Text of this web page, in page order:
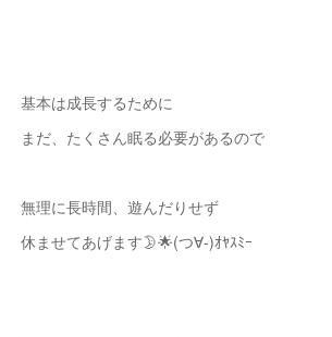
基本は成長するために
まだ、たくさん眠る必要があるので
無理に長時間、遊んだりせず
休ませてあげます🌛🌟(つ∀-)ｵﾔｽﾐｰ